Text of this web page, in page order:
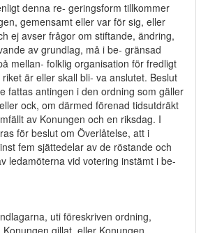
denna re- geringsform tillkommer
gemensamt eller var för sig, eller
ej avser frågor om stiftande, ändring,
av grundlag, må i be- gränsad
mellan- folklig organisation för fredligt
är eller skall bli- va anslutet. Beslut
fattas antingen i den ordning som gäller
ock, om därmed förenad tidsutdräkt
av Konungen och en riksdag. I
för beslut om Överlåtelse, att i
fem sjättedelar av de röstande och
ledamöterna vid votering instämt i be-
uti föreskriven ordning,
gillat, eller Konungen